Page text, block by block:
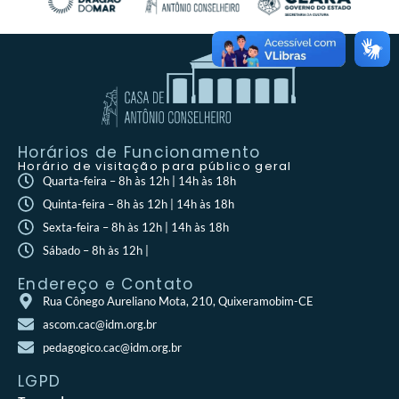
Horários de Funcionamento
Horário de visitação para público geral
Quarta-feira – 8h às 12h | 14h às 18h
Quinta-feira – 8h às 12h | 14h às 18h
Sexta-feira – 8h às 12h | 14h às 18h
Sábado – 8h às 12h |
Endereço e Contato
Rua Cônego Aureliano Mota, 210, Quixeramobim-CE
ascom.cac@idm.org.br
pedagogico.cac@idm.org.br
LGPD